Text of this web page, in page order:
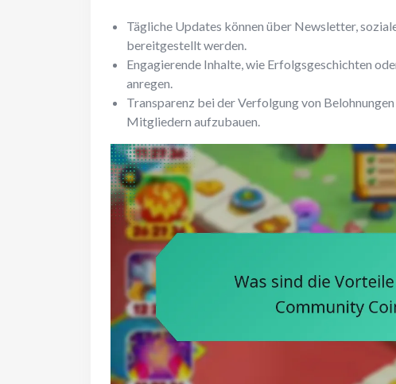
Tägliche Updates können über Newsletter,
bereitgestellt werden.
Engagierende Inhalte, wie Erfolgsgeschichten
anregen.
Transparenz bei der Verfolgung von
Mitgliedern aufzubauen.